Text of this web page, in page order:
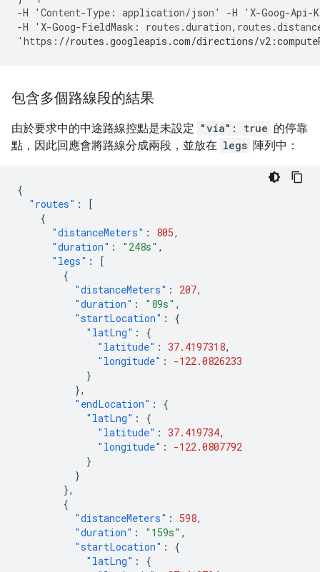
-H 'Content-Type : application/json ' -H 'X-Goog-Api-
-H 'X-Goog-FieldMask : routes .duration, routes .distan
'https : //routes.googleapis.com/directions/
包含多個路線段的結果
由於要求中的中途路線控點是未設定 "via": true 的停靠
點，因此回應會將路線分成兩段，並放在 legs 陣列中：
{
"routes" :
[
{
"distanceMeters" : 805,
"duration" : "248s" ,
"legs" :
[
{
"distanceMeters" : 207,
"duration" : "89s" ,
"startLocation" :
{
"latLng" :
{
"latitude" : 37.4197318,
"longitude" :
-122.0826233
}
},
"endLocation" :
{
"latLng" :
{
"latitude" : 37.419734,
"longitude" :
-122.0807792
}
}
},
{
"distanceMeters" : 598,
"duration" : "159s" ,
"startLocation" :
{
"latLng" :
{